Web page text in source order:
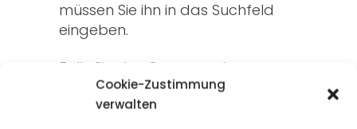
Cookie-Zustimmung
verwalten
müssen Sie ihn in das Suchfeld
eingeben.
Falls Sie den Server suchen
mussten, empfiehlt es sich, ihn zu
markieren und über das Plus